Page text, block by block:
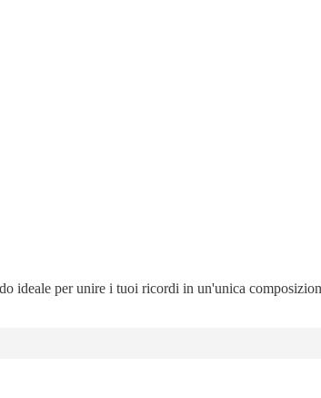
ideale per unire i tuoi ricordi in un'unica